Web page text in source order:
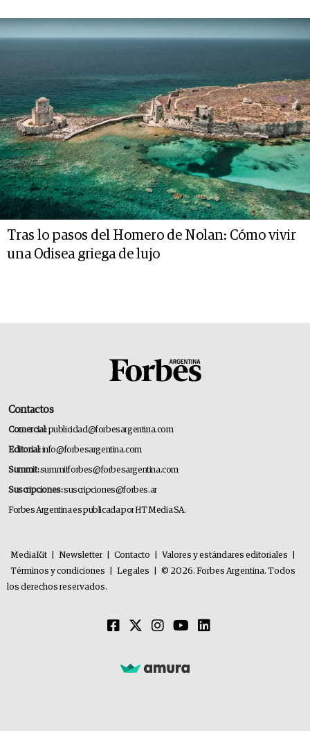
Tras lo pasos del Homero de Nolan: Cómo vivir
una Odisea griega de lujo
Contactos
Comercial:publicidad@forbesargentina.com
Editorial:info@forbesargentina.com
Summit:summitforbes@forbesargentina.com
Suscripciones:suscripciones@forbes.ar
Forbes Argentina es publicada por HT Media SA.
MediaKit Newsletter Contacto Valores y estándares editoriales
Términos y condiciones
Legales
© 2026. Forbes Argentina. Todos
los derechos reservados.